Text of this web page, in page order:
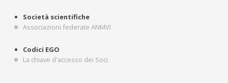
Società scientifiche
Associazioni federate ANMVI
Codici EGO
La chiave d'accesso dei Soci